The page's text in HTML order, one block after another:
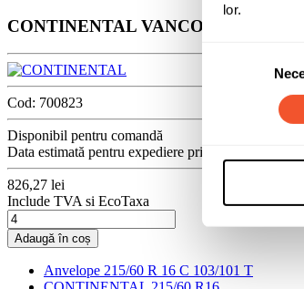
lor.
Selecția
CONTINENTAL VANCONTACT
Cod: 700823
Disponibil pentru comandă
Data estimată pentru expediere prin curier: Astăzi,
826,27 lei
Include TVA si EcoTaxa
Adaugă în coș
Anvelope 215/60 R 16 C 103/101 T